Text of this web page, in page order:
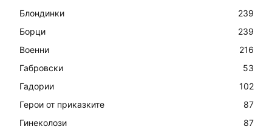
Блондинки
239
Борци
239
Военни
216
Габровски
53
Гадории
102
Герои от приказките
87
Гинеколози
87